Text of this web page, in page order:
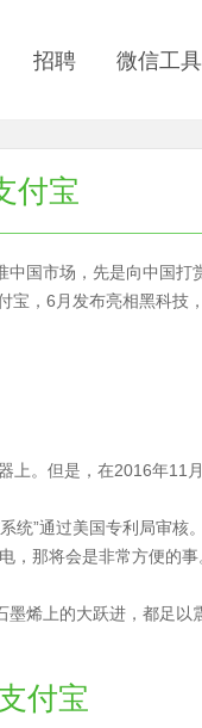
招聘 微信工具
付宝
国市场，先是向中国
，6月发布亮相黑科技
。但是，在2016年11
”通过美国专利局审核
那将会是非常方便的
烯上的大跃进，都足以
付宝